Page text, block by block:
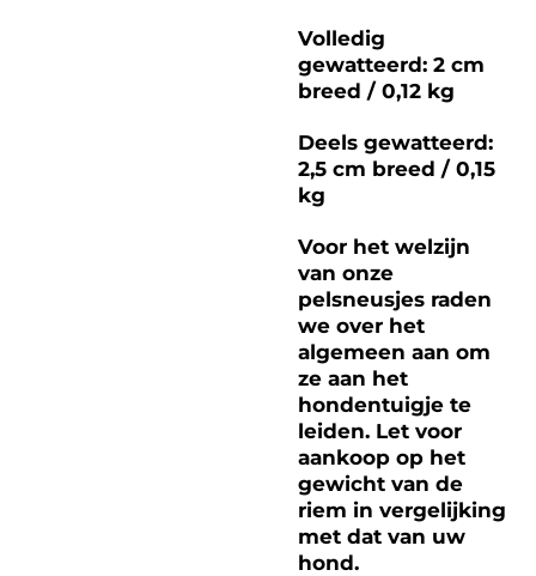
Volledig
gewatteerd: 2 cm
breed / 0,12 kg
Deels gewatteerd:
2,5 cm breed / 0,15
kg
Voor het welzijn
van onze
pelsneusjes raden
we over het
algemeen aan om
ze aan het
hondentuigje te
leiden. Let voor
aankoop op het
gewicht van de
riem in vergelijking
met dat van uw
hond.